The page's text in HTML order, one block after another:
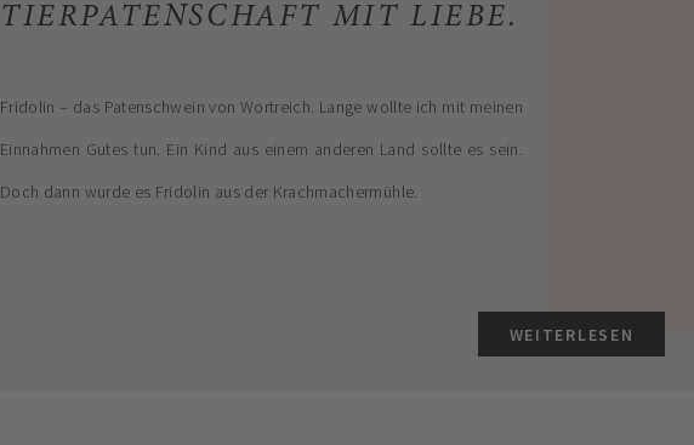
Fridolin – das Patenschwein von Wortreich. Lange wollte ich mit meinen
Einnahmen Gutes tun. Ein Kind aus einem anderen Land sollte es sein.
Doch dann wurde es Fridolin aus der Krachmachermühle.
TIERPATENSCHAFT MIT LIEBE.
WEITERLESEN